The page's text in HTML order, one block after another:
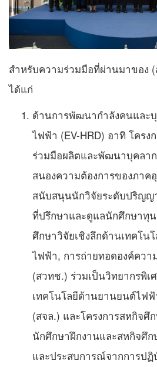
สำหรับความร่วมมือที่ผ่านมาของ
ได้แก่
ด้านการพัฒนากำลังคนและ
ไฟฟ้า (EV-HRD) อาทิ โครงก
ร่วมมือผลิตและพัฒนาบุคลา
สนองความต้องการของภาค
สนับสนุนนักวิจัยระดับปริญญ
ที่ปรึกษาและดูแลนักศึกษาทุ
ศึกษาวิจัยเชิงลึกด้านเทคโน
ไฟฟ้า, การถ่ายทอดองค์ควา
(สวทช.) ร่วมเป็นวิทยากรพิเ
เทคโนโลยีด้านยานยนต์ไฟ
(สจล.) และโครงการสหกิจศึ
นักศึกษาฝึกงานและสหกิจศึก
และประสบการณ์จากการป